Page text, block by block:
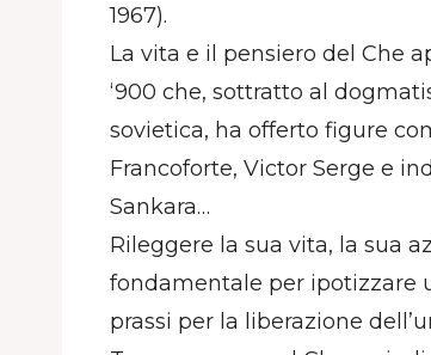
1967).
La vita e il pensiero del Che
‘900 che, sottratto al
sovietica, ha offerto figure
Francoforte, Victor Serge e
Sankara…
Rileggere la sua vita, la sua
fondamentale per ipotizzare
prassi per la liberazione